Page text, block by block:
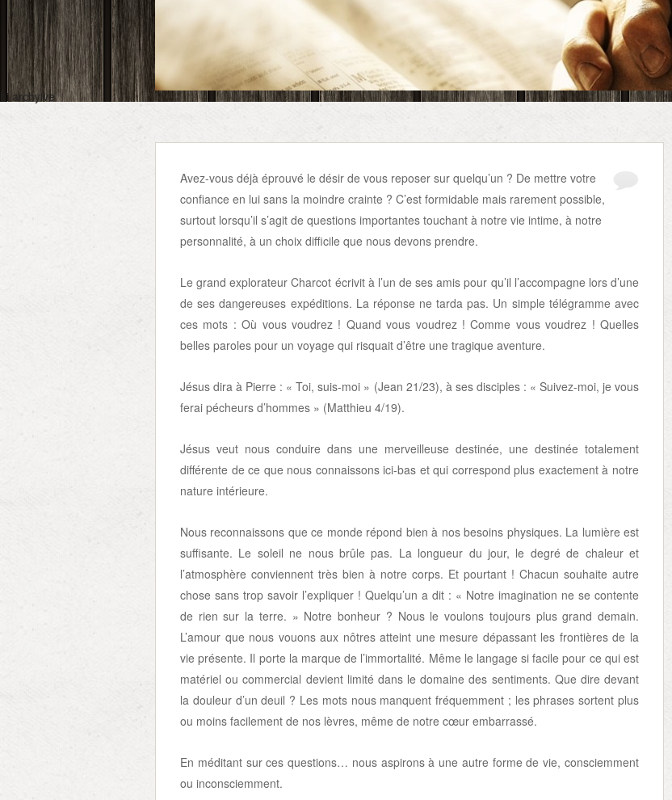
hi archyive
Avez-vous déjà éprouvé le désir de vous reposer sur quelqu’un ? De mettre votre
confiance en lui sans la moindre crainte ? C’est formidable mais rarement possible,
surtout lorsqu’il s’agit de questions importantes touchant à notre vie intime, à notre
personnalité, à un choix difficile que nous devons prendre.
Le grand explorateur Charcot écrivit à l’un de ses amis pour qu’il l’accompagne lors d’une
de ses dangereuses expéditions. La réponse ne tarda pas. Un simple télégramme avec
ces mots : Où vous voudrez ! Quand vous voudrez ! Comme vous voudrez ! Quelles
belles paroles pour un voyage qui risquait d’être une tragique aventure.
Jésus dira à Pierre : « Toi, suis-moi » (Jean 21/23), à ses disciples : « Suivez-moi, je vous
ferai pécheurs d’hommes » (Matthieu 4/19).
Jésus veut nous conduire dans une merveilleuse destinée, une destinée totalement
différente de ce que nous connaissons ici-bas et qui correspond plus exactement à notre
nature intérieure.
Nous reconnaissons que ce monde répond bien à nos besoins physiques. La lumière est
suffisante. Le soleil ne nous brûle pas. La longueur du jour, le degré de chaleur et
l’atmosphère conviennent très bien à notre corps. Et pourtant ! Chacun souhaite autre
chose sans trop savoir l’expliquer ! Quelqu’un a dit : « Notre imagination ne se contente
de rien sur la terre. » Notre bonheur ? Nous le voulons toujours plus grand demain.
L’amour que nous vouons aux nôtres atteint une mesure dépassant les frontières de la
vie présente. Il porte la marque de l’immortalité. Même le langage si facile pour ce qui est
matériel ou commercial devient limité dans le domaine des sentiments. Que dire devant
la douleur d’un deuil ? Les mots nous manquent fréquemment ; les phrases sortent plus
ou moins facilement de nos lèvres, même de notre cœur embarrassé.
En méditant sur ces questions… nous aspirons à une autre forme de vie, consciemment
ou inconsciemment.